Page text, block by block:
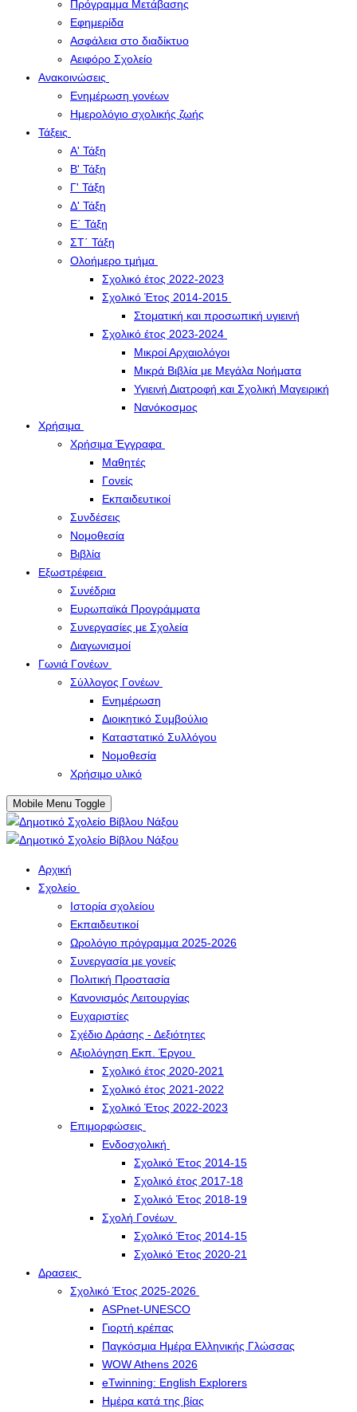
Πρόγραμμα Μετάβασης
Εφημερίδα
Ασφάλεια στο διαδίκτυο
Αειφόρο Σχολείο
Ανακοινώσεις
Ενημέρωση γονέων
Ημερολόγιο σχολικής ζωής
Τάξεις
Α' Τάξη
Β' Τάξη
Γ' Τάξη
Δ' Τάξη
Ε΄ Τάξη
ΣΤ΄ Τάξη
Ολοήμερο τμήμα
Σχολικό έτος 2022-2023
Σχολικό Έτος 2014-2015
Στοματική και προσωπική υγιεινή
Σχολικό έτος 2023-2024
Μικροί Αρχαιολόγοι
Μικρά Βιβλία με Μεγάλα Νοήματα
Υγιεινή Διατροφή και Σχολική Μαγειρική
Νανόκοσμος
Χρήσιμα
Χρήσιμα Έγγραφα
Μαθητές
Γονείς
Εκπαιδευτικοί
Συνδέσεις
Νομοθεσία
Βιβλία
Εξωστρέφεια
Συνέδρια
Ευρωπαϊκά Προγράμματα
Συνεργασίες με Σχολεία
Διαγωνισμοί
Γωνιά Γονέων
Σύλλογος Γονέων
Ενημέρωση
Διοικητικό Συμβούλιο
Καταστατικό Συλλόγου
Νομοθεσία
Χρήσιμο υλικό
Mobile Menu Toggle
Αρχική
Σχολείο
Ιστορία σχολείου
Εκπαιδευτικοί
Ωρολόγιο πρόγραμμα 2025-2026
Συνεργασία με γονείς
Πολιτική Προστασία
Κανονισμός Λειτουργίας
Ευχαριστίες
Σχέδιο Δράσης - Δεξιότητες
Αξιολόγηση Εκπ. Έργου
Σχολικό έτος 2020-2021
Σχολικό έτος 2021-2022
Σχολικό Έτος 2022-2023
Επιμορφώσεις
Ενδοσχολική
Σχολικό Έτος 2014-15
Σχολικό έτος 2017-18
Σχολικό Έτος 2018-19
Σχολή Γονέων
Σχολικό Έτος 2014-15
Σχολικό Έτος 2020-21
Δρασεις
Σχολικό Έτος 2025-2026
ASPnet-UNESCO
Γιορτή κρέπας
Παγκόσμια Ημέρα Ελληνικής Γλώσσας
WOW Athens 2026
eTwinning: English Explorers
Ημέρα κατά της βίας